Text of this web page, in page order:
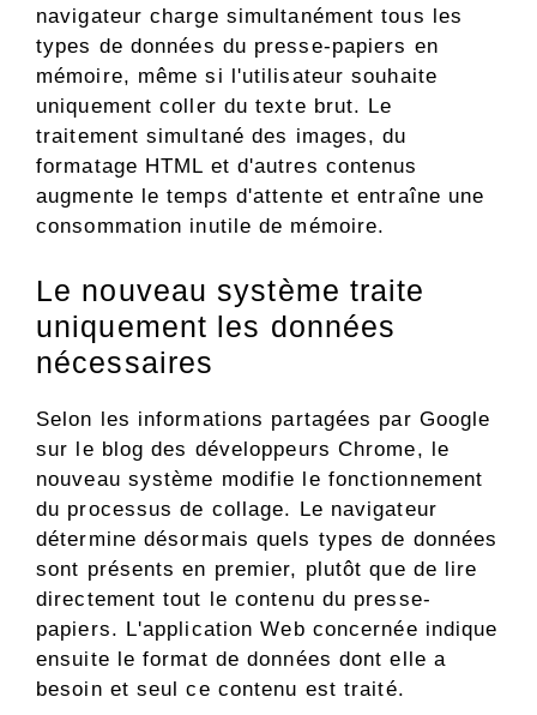
navigateur charge simultanément tous les
types de données du presse-papiers en
mémoire, même si l'utilisateur souhaite
uniquement coller du texte brut. Le
traitement simultané des images, du
formatage HTML et d'autres contenus
augmente le temps d'attente et entraîne une
consommation inutile de mémoire.
Le nouveau système traite
uniquement les données
nécessaires
Selon les informations partagées par Google
sur le blog des développeurs Chrome, le
nouveau système modifie le fonctionnement
du processus de collage. Le navigateur
détermine désormais quels types de données
sont présents en premier, plutôt que de lire
directement tout le contenu du presse-
papiers. L'application Web concernée indique
ensuite le format de données dont elle a
besoin et seul ce contenu est traité.